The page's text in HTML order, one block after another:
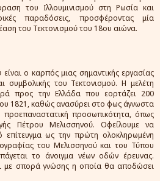
του Ιλλουμινισμού στη Ρωσία και
παραδόσεις, προσφέροντας μία
του Τεκτονισμού του 18ου αιώνα.
ο καρπός μιας σημαντικής εργασίας
συμβολικής του Τεκτονισμού. Η μελέτη
προς την Ελλάδα που εορτάζει 200
1821, καθώς ανασύρει στο φως άγνωστα
προεπαναστατική προσωπικότητα, όπως
Πέτρου Μελισσηνού. Οφείλουμε να
επίτευγμα ως την πρώτη ολοκληρωμένη
του Μελισσηνού και του Τύπου
το άνοιγμα νέων οδών έρευνας.
με σπορά γνώσης η οποία θα αποδώσει